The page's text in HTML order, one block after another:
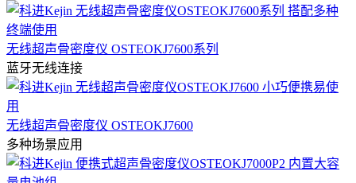
无线超声骨密度仪 OSTEOKJ7600系列
蓝牙无线连接
无线超声骨密度仪 OSTEOKJ7600
多种场景应用